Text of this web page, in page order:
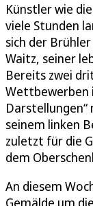
Künstler wie
viele Stunden
sich der
Waitz, seiner
Bereits zwei
Wettbewerben
seinem linken
zuletzt für die
dem
An diesem